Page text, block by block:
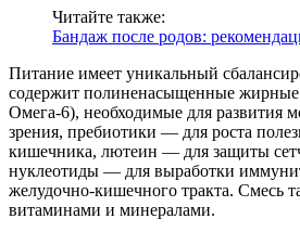
Читайте также:
Бандаж после родов:
Питание имеет уникальный
содержит полиненасыщенные
Омега-6), необходимые для развития
зрения, пребиотики — для роста
кишечника, лютеин — для защиты
нуклеотиды — для выработки
желудочно-кишечного тракта. Смесь
витаминами и минералами.